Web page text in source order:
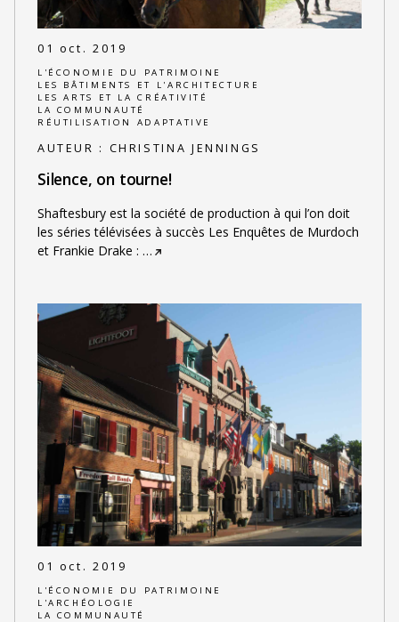
01 oct. 2019
L'ÉCONOMIE DU PATRIMOINE
LES BÂTIMENTS ET L'ARCHITECTURE
LES ARTS ET LA CRÉATIVITÉ
LA COMMUNAUTÉ
RÉUTILISATION ADAPTATIVE
AUTEUR : CHRISTINA JENNINGS
Silence, on tourne!
Shaftesbury est la société de production à qui l’on doit
les séries télévisées à succès Les Enquêtes de Murdoch
et Frankie Drake : …
01 oct. 2019
L'ÉCONOMIE DU PATRIMOINE
L'ARCHÉOLOGIE
LA COMMUNAUTÉ